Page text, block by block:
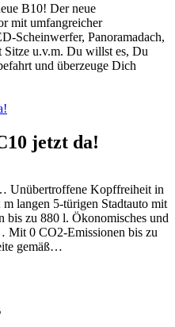
B10! Der neue
mit umfangreicher
Scheinwerfer, Panoramadach,
Sitze u.v.m. Du willst es, Du
und überzeuge Dich
jetzt da!
Unübertroffene Kopffreiheit in
langen 5-türigen Stadtauto mit
bis zu 880 l. Ökonomisches und
Mit 0 CO2-Emissionen bis zu
gemäß…